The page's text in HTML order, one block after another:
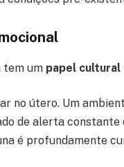
tem um papel
no útero. Um
de alerta constante
é profundamente